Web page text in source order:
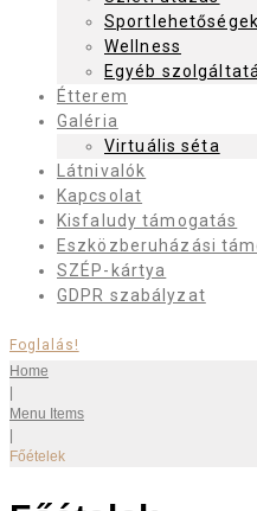
Sportlehetőségek
Wellness
Egyéb
Étterem
Galéria
Virtuális séta
Látnivalók
Kapcsolat
Kisfaludy támogatás
Eszközberuházási
SZÉP-kártya
GDPR szabályzat
Foglalás!
Home
Menu Items
Főételek